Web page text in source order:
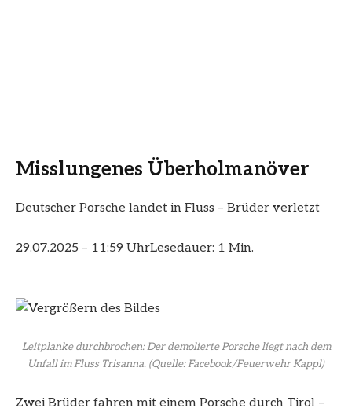
Misslungenes Überholmanöver
Deutscher Porsche landet in Fluss – Brüder verletzt
29.07.2025 – 11:59 UhrLesedauer: 1 Min.
Leitplanke durchbrochen: Der demolierte Porsche liegt nach dem
Unfall im Fluss Trisanna. (Quelle: Facebook/Feuerwehr Kappl)
Zwei Brüder fahren mit einem Porsche durch Tirol –